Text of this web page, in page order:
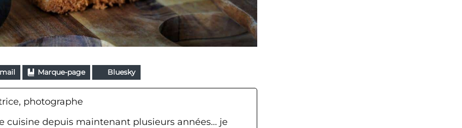
Marque-page Bluesky
photographe
cuisine depuis maintenant plusieurs années... je